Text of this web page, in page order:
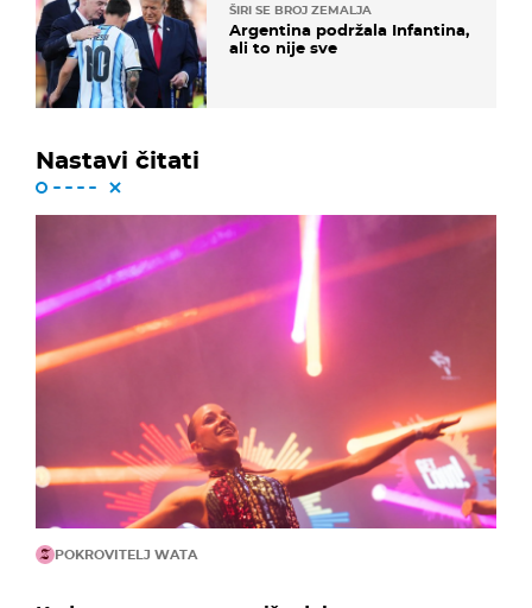
ŠIRI SE BROJ ZEMALJA
Argentina podržala Infantina,
ali to nije sve
Nastavi čitati
POKROVITELJ WATA